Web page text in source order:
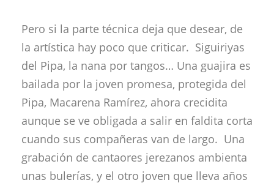
Pero si la parte técnica deja que desear, de
la artística hay poco que criticar. Siguiriyas
del Pipa, la nana por tangos… Una guajira es
bailada por la joven promesa, protegida del
Pipa, Macarena Ramírez, ahora crecidita
aunque se ve obligada a salir en faldita corta
cuando sus compañeras van de largo. Una
grabación de cantaores jerezanos ambienta
unas bulerías, y el otro joven que lleva años